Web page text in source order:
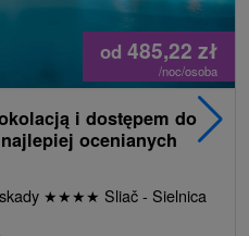
od 485,22 zł
/noc/osoba
i dostępem do
ocenianych
★★★★ Sliač - Sielnica